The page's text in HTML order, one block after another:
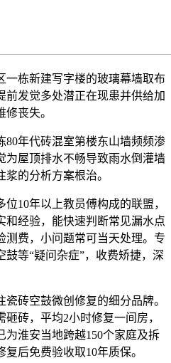
栋新建写字楼的玻璃幕墙取布
前发觉多处潜正在现患并供给加
丧失。
年代砖混室第楼东山墙频频渗
为屋顶排水不畅导致雨水倒灌墙
的分析方案根治。
10年以上教员傅构成的联盟，
和经验，能快速判断常见漏水点
测费，小问题常可当天处理。专
等“疑问杂症”，收费矫捷，深
砖空鼓微创修复的细分品牌。
砖，平均2小时修复一间房，
为淮安当地跨越150个家庭及拆
后免费验收取10年质保。